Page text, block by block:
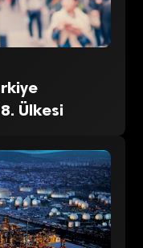
Ülkesi